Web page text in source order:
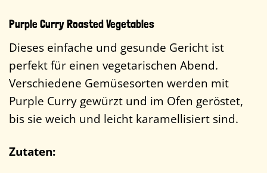
Purple Curry Roasted Vegetables
Dieses einfache und gesunde Gericht ist
perfekt für einen vegetarischen Abend.
Verschiedene Gemüsesorten werden mit
Purple Curry gewürzt und im Ofen geröstet,
bis sie weich und leicht karamellisiert sind.
Zutaten: